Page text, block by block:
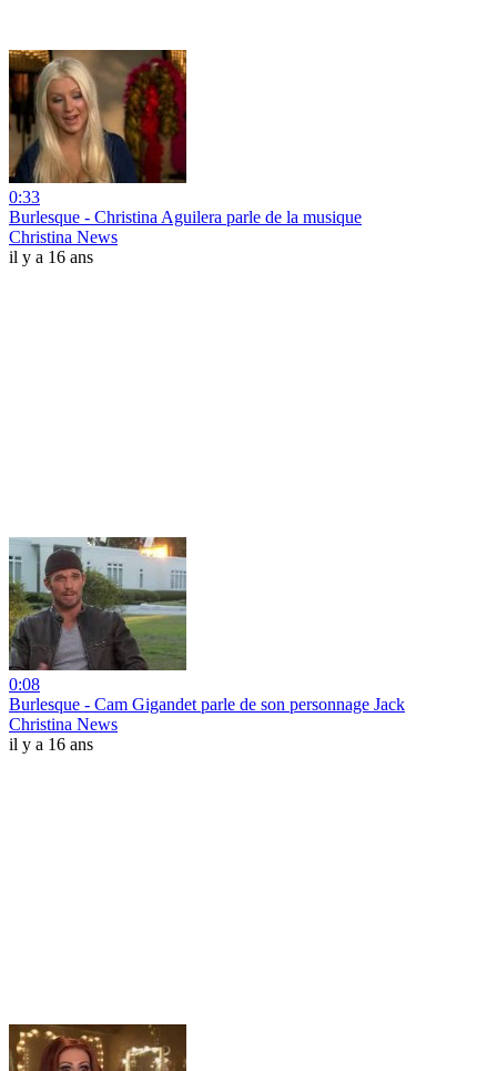
0:33
Burlesque - Christina Aguilera parle de la musique
Christina News
il y a 16 ans
0:08
Burlesque - Cam Gigandet parle de son personnage Jack
Christina News
il y a 16 ans